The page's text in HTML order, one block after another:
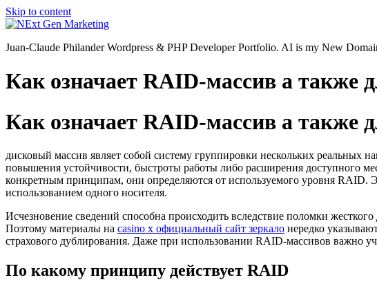
Skip to content
Juan-Claude Philander Wordpress & PHP Developer Portfolio. AI is my New
Как означает RAID-массив а также
Как означает RAID-массив а также
дисковый массив являет собой систему группировки нескольких реальных
повышения устойчивости, быстроты работы либо расширения доступного
конкретным принципам, они определяются от используемого уровня RAID.
использованием одного носителя.
Исчезновение сведений способна происходить вследствие поломки
Поэтому материалы на casino x официальный сайт зеркало нередко
страхового дублирования. Даже при использовании RAID-массивов важно
По какому принципу действует RAID